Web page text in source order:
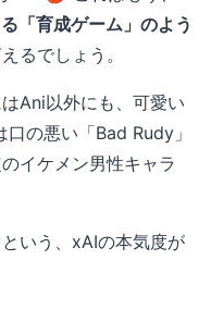
「育成ゲーム」のよう
るでしょう。
Ani以外にも、可愛い
の悪い「Bad Rudy」
イケメン男性キャラ
いう、xAIの本気度が